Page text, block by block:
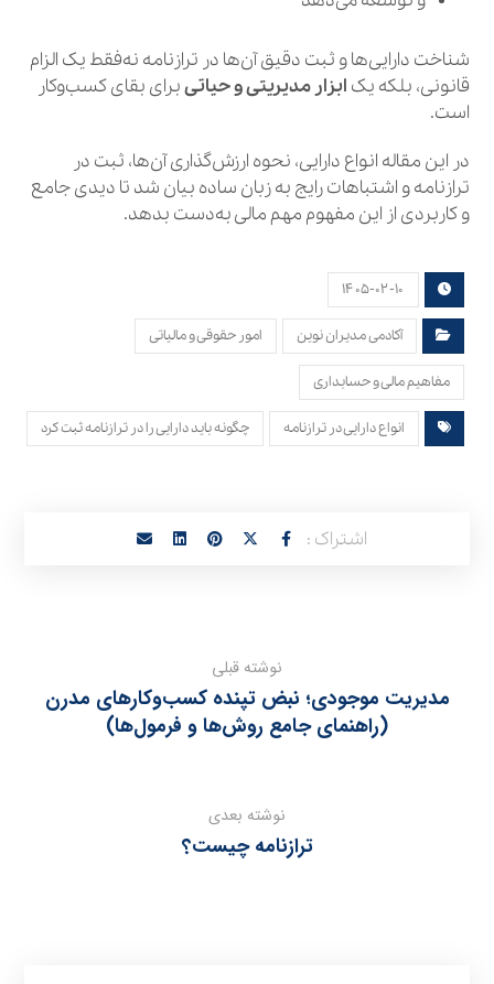
شناخت دارایی‌ها و ثبت دقیق آن‌ها در ترازنامه نه‌فقط یک الزام
قانونی، بلکه یک ابزار مدیریتی و حیاتیبرای بقای کسب‌وکار
است.
در این مقاله انواع دارایی، نحوه ارزش‌گذاری آن‌ها، ثبت در
ترازنامه و اشتباهات رایج به زبان ساده بیان شد تا دیدی جامع
و کاربردی از این مفهوم مهم مالی به‌دست بدهد.
۱۴۰۵-۰۲-۱۰
آکادمی مدیران نوین امور حقوقی و مالیاتی
مفاهیم مالی و حسابداری
انواع دارایی در ترازنامه چگونه باید دارایی را در ترازنامه ثبت کرد
نوشته قبلی
مدیریت موجودی؛ نبض تپنده کسب‌وکارهای مدرن
(راهنمای جامع روش‌ها و فرمول‌ها)
نوشته بعدی
ترازنامه چیست؟